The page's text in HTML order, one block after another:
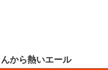
から熱いエール